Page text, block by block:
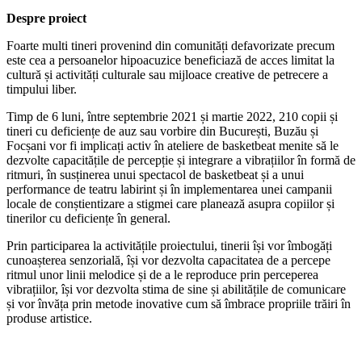
Despre proiect
Foarte multi tineri provenind din comunități defavorizate precum
este cea a persoanelor hipoacuzice beneficiază de acces limitat la
cultură și activități culturale sau mijloace creative de petrecere a
timpului liber.
Timp de 6 luni, între septembrie 2021 și martie 2022, 210 copii și
tineri cu deficiențe de auz sau vorbire din București, Buzău și
Focșani vor fi implicați activ în ateliere de basketbeat menite să le
dezvolte capacitățile de percepție și integrare a vibrațiilor în formă de
ritmuri, în susținerea unui spectacol de basketbeat și a unui
performance de teatru labirint și în implementarea unei campanii
locale de conștientizare a stigmei care planează asupra copiilor și
tinerilor cu deficiențe în general.
Prin participarea la activitățile proiectului, tinerii își vor îmbogăți
cunoașterea senzorială, își vor dezvolta capacitatea de a percepe
ritmul unor linii melodice și de a le reproduce prin perceperea
vibrațiilor, își vor dezvolta stima de sine și abilitățile de comunicare
și vor învăța prin metode inovative cum să îmbrace propriile trăiri în
produse artistice.